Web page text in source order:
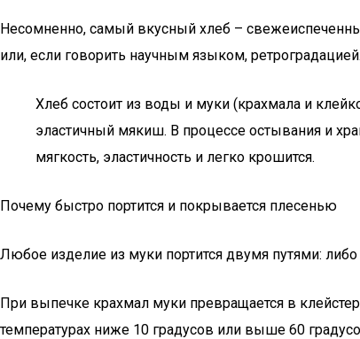
Несомненно, самый вкусный хлеб –
или, если говорить научным языком,
Хлеб состоит из воды и муки (крахмала и
эластичный мякиш. В процессе остывания и
мягкость, эластичность и легко крошится.
Почему быстро портится и покрывается плесенью
Любое изделие из муки портится двумя путями:
При выпечке крахмал муки превращается в
температурах ниже 10 градусов или выше 60